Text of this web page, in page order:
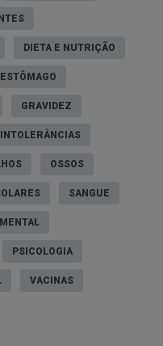
DIETA E NUTRIÇÃO
ESTÔMAGO
GRAVIDEZ
INTOLERÂNCIAS
OSSOS
SANGUE
PSICOLOGIA
VACINAS